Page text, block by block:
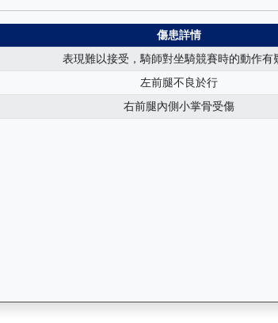
傷患詳情
表現難以接受，騎師對坐騎競賽時的動作有
左前腿不良於行
右前腿內側小掌骨受傷